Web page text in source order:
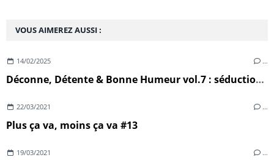
VOUS AIMEREZ AUSSI :
14/02/2025 …
Déconne, Détente & Bonne Humeur vol.7 : séduction, sexe & désillusion
22/03/2021 …
Plus ça va, moins ça va #13
19/03/2021 …